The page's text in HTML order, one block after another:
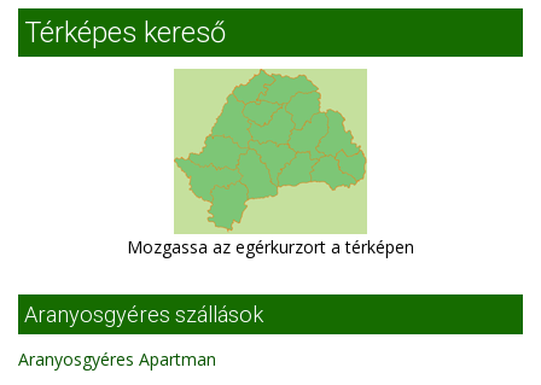
Térképes kereső
Mozgassa az egérkurzort a térképen
Aranyosgyéres szállások
Aranyosgyéres Apartman